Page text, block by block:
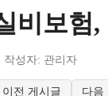
비보험,
작성자: 관리자
이전 게시글 다음